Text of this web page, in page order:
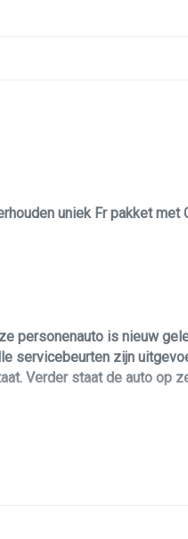
uniek Fr pakket met
personenauto is nieuw
zijn
Verder staat de auto op
deze Seat Leon u
echte blikvanger. Verder
groot navigatie